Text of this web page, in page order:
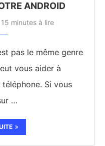
ANDROID
15 minutes à lire
pas le même genre
vous aider à
Si vous
…